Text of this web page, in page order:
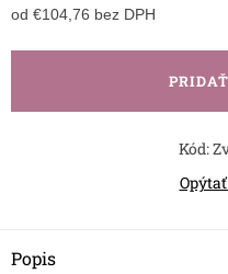
od €104,76 bez DPH
cena:
Kód:
Popis